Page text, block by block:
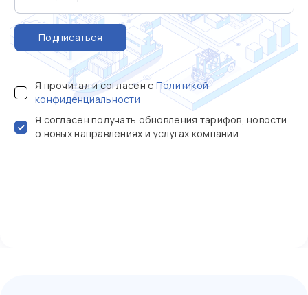
Подписаться
Я прочитал и согласен с Политикой
конфиденциальности
Я согласен получать обновления тарифов, новости
о новых направлениях и услугах компании